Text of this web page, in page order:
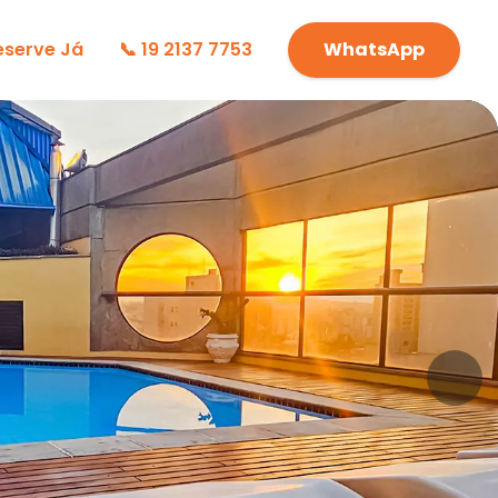
Já 📞 19 2137 7753 WhatsApp